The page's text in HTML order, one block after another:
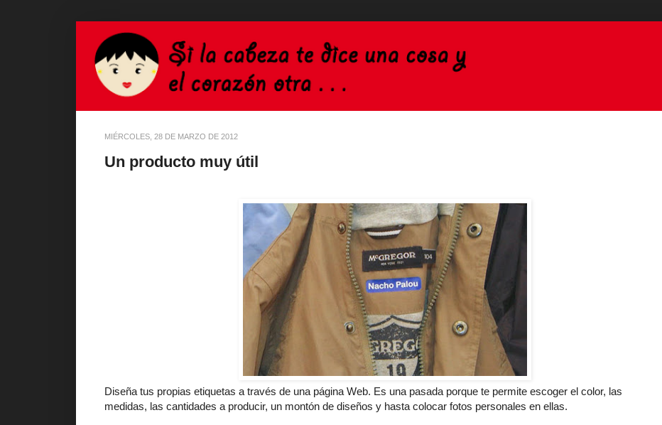
MIÉRCOLES, 28 DE MARZO DE 2012
Un producto muy útil
Diseña tus propias etiquetas a través de una página Web. Es una pasada porque te permite escoger el color, las
medidas, las cantidades a producir, un montón de diseños y hasta colocar fotos personales en ellas.